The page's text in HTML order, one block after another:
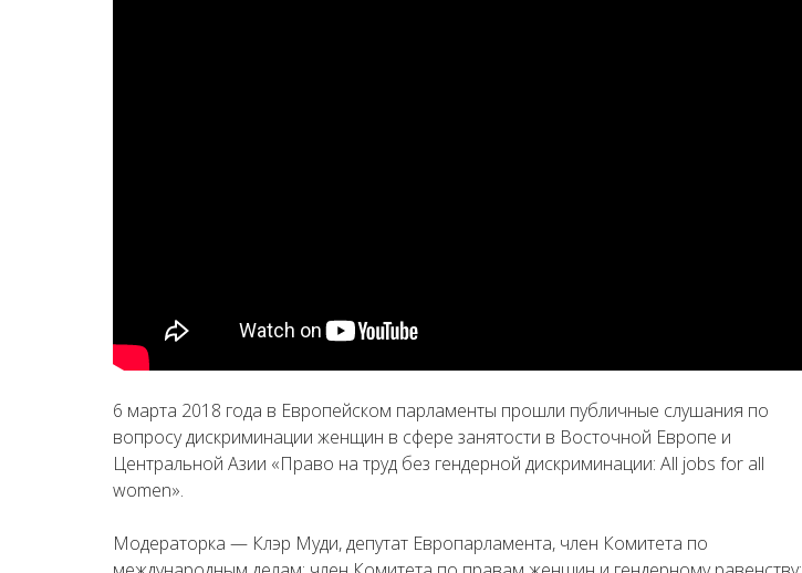
6 марта 2018 года в Европейском парламенты прошли публичные слушания по
вопросу дискриминации женщин в сфере занятости в Восточной Европе и
Центральной Азии «Право на труд без гендерной дискриминации: All jobs for all
women».
Модераторка — Клэр Муди, депутат Европарламента, член Комитета по